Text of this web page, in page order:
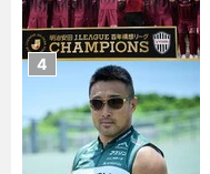
4